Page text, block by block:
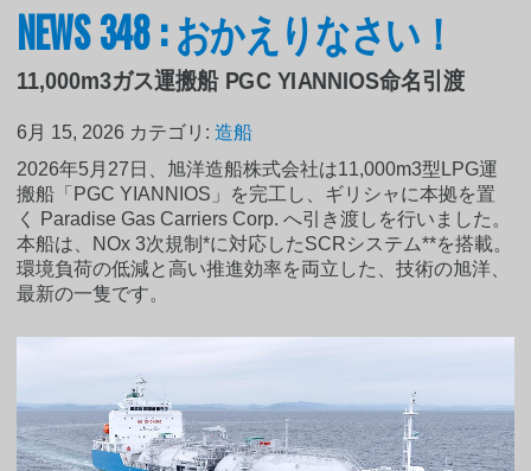
NEWS 348 : おかえりなさい！
11,000m3ガス運搬船 PGC YIANNIOS命名引渡
6月 15, 2026 カテゴリ:造船
2026年5月27日、旭洋造船株式会社は11,000m3型LPG運
搬船「PGC YIANNIOS」を完工し、ギリシャに本拠を置
く Paradise Gas Carriers Corp. へ引き渡しを行いました。
本船は、NOx 3次規制*に対応したSCRシステム**を搭載。
環境負荷の低減と高い推進効率を両立した、技術の旭洋、
最新の一隻です。